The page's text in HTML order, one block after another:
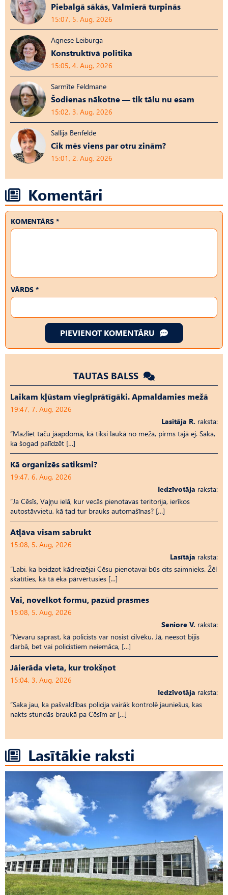
Piebalgā sākās, Valmierā turpinās
15:07, 5. Aug, 2026
Agnese Leiburga
Konstruktīvā politika
15:05, 4. Aug, 2026
Sarmīte Feldmane
Šodienas nākotne — tik tālu nu esam
15:02, 3. Aug, 2026
Sallija Benfelde
Cik mēs viens par otru zinām?
15:01, 2. Aug, 2026
Komentāri
KOMENTĀRS *
VĀRDS *
PIEVIENOT KOMENTĀRU
TAUTAS BALSS
Laikam kļūstam vieglprātīgāki. Apmaldamies mežā
19:47, 7. Aug, 2026
Lasītāja R. raksta:
“Mazliet taču jāapdomā, kā tiksi laukā no meža, pirms tajā ej. Saka,
ka šogad palīdzēt […]
Kā organizēs satiksmi?
19:47, 6. Aug, 2026
Iedzīvotāja raksta:
“Ja Cēsīs, Vaļņu ielā, kur vecās pienotavas teritorija, ierīkos
autostāvvietu, kā tad tur brauks automašīnas? […]
Atļāva visam sabrukt
15:08, 5. Aug, 2026
Lasītāja raksta:
“Labi, ka beidzot kādreizējai Cēsu pienotavai būs cits saimnieks. Žēl
skatīties, kā tā ēka pārvērtusies […]
Vai, novelkot formu, pazūd prasmes
15:08, 5. Aug, 2026
Seniore V. raksta:
“Nevaru saprast, kā policists var nosist cilvēku. Jā, neesot bijis
darbā, bet vai policistiem neiemāca, […]
Jāierāda vieta, kur trokšņot
15:04, 3. Aug, 2026
Iedzīvotāja raksta:
“Saka jau, ka pašvaldības policija vairāk kontrolē jauniešus, kas
nakts stundās braukā pa Cēsīm ar […]
Lasītākie raksti